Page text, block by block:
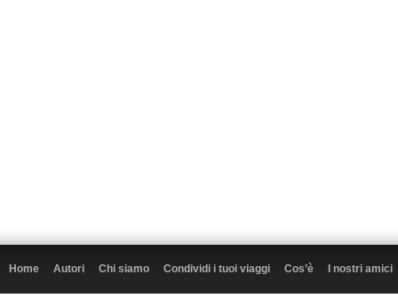
Home Autori Chi siamo Condividi i tuoi viaggi Cos’è I nostri amici